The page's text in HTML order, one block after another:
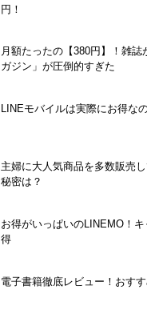
円！
月額たったの【380円】！雑誌
ガジン」が圧倒的すぎた
LINEモバイルは実際にお得な
主婦に大人気商品を多数販売
秘密は？
お得がいっぱいのLINEMO！
得
電子書籍徹底レビュー！おす